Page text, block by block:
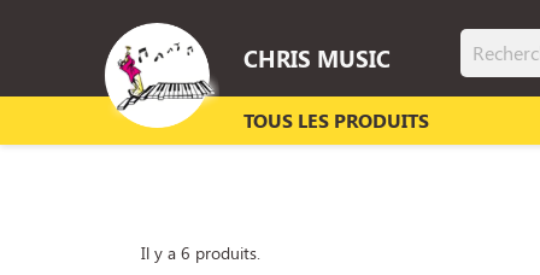
CHRIS MUSIC
TOUS LES PRODUITS
Il y a 6 produits.